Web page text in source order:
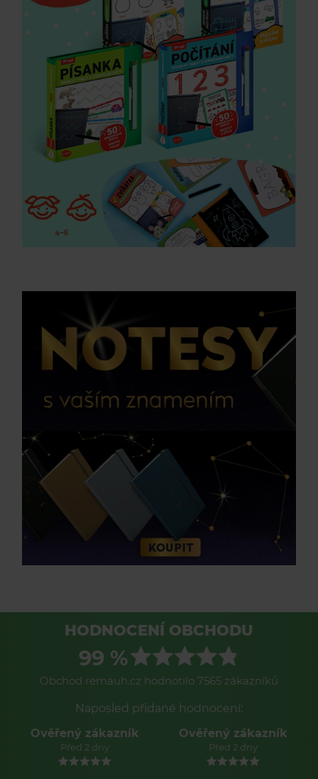
HODNOCENÍ OBCHODU
99 %
Obchod remauh.cz hodnotilo 7565 zákazníků
Naposled přidané hodnocení:
Ověřený zákazník
Před 2 dny
Ověřený zákazník
Před 2 dny